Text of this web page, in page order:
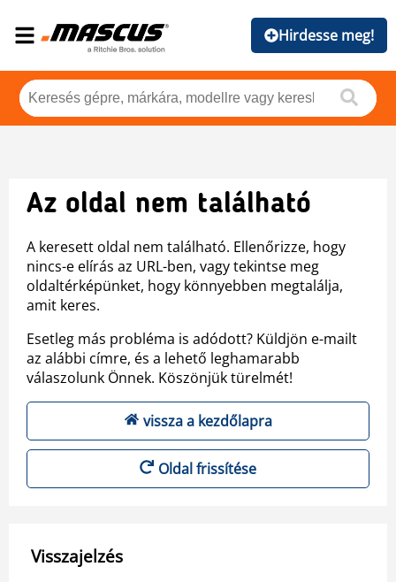
Hirdesse meg!
Az oldal nem található
A keresett oldal nem található. Ellenőrizze, hogy
nincs-e elírás az URL-ben, vagy tekintse meg
oldaltérképünket, hogy könnyebben megtalálja,
amit keres.
Esetleg más probléma is adódott? Küldjön e-mailt
az alábbi címre, és a lehető leghamarabb
válaszolunk Önnek. Köszönjük türelmét!
vissza a kezdőlapra
Oldal frissítése
Visszajelzés